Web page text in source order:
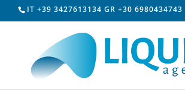
IT +39 3427613134 GR +30 6980434743